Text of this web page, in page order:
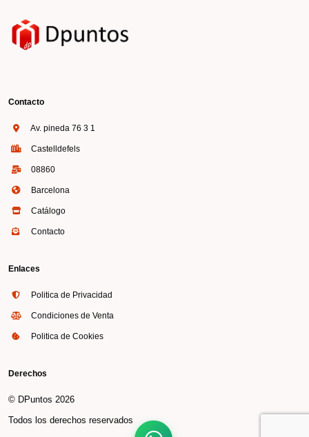
Contacto
Av. pineda 76 3 1
Castelldefels
08860
Barcelona
Catálogo
Contacto
Enlaces
Politica de Privacidad
Condiciones de Venta
Politica de Cookies
Derechos
© DPuntos 2026
Todos los derechos reservados